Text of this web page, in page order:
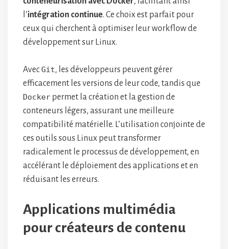
l’intégration continue. Ce choix est parfait pour
ceux qui cherchent à optimiser leur workflow de
développement sur Linux.
AvecGit, les développeurs peuvent gérer
efficacement les versions de leur code, tandis que
Docker permet la création et la gestion de
conteneurs légers, assurant une meilleure
compatibilité matérielle. L’utilisation conjointe de
ces outils sous Linux peut transformer
radicalement le processus de développement, en
accélérant le déploiement des applications et en
réduisant les erreurs.
Applications multimédia
pour créateurs de contenu